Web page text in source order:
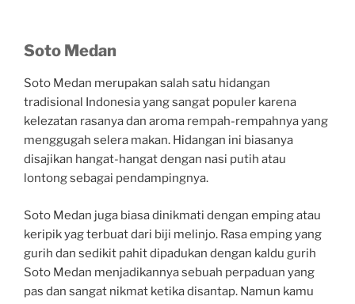
Soto Medan
Soto Medan merupakan salah satu hidangan
tradisional Indonesia yang sangat populer karena
kelezatan rasanya dan aroma rempah-rempahnya yang
menggugah selera makan. Hidangan ini biasanya
disajikan hangat-hangat dengan nasi putih atau
lontong sebagai pendampingnya.
Soto Medan juga biasa dinikmati dengan emping atau
keripik yag terbuat dari biji melinjo. Rasa emping yang
gurih dan sedikit pahit dipadukan dengan kaldu gurih
Soto Medan menjadikannya sebuah perpaduan yang
pas dan sangat nikmat ketika disantap. Namun kamu